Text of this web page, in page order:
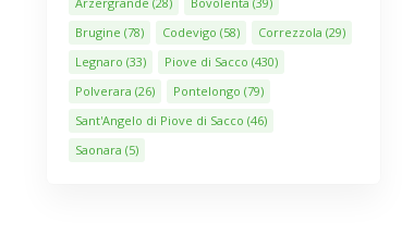
Brugine (78) Codevigo (58) Correzzola (29)
Legnaro (33) Piove di Sacco (430)
Polverara (26) Pontelongo (79)
Sant'Angelo di Piove di Sacco (46)
Saonara (5)